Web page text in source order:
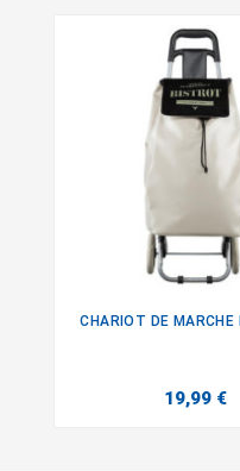
CHARIOT DE MARCHE
19,99 €